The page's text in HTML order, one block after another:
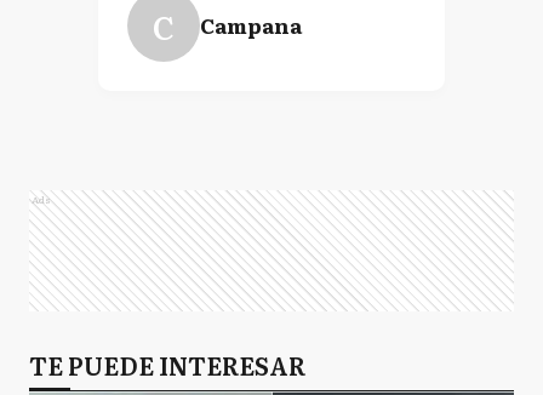
C Campana
Ads
TE PUEDE INTERESAR